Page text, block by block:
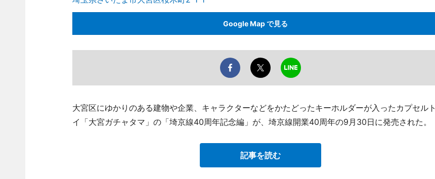
Google Map で見る
大宮区にゆかりのある建物や企業、キャラクターなどをかたどったキーホルダーが入ったカプセルト
イ「大宮ガチャタマ」の「埼京線40周年記念編」が、埼京線開業40周年の9月30日に発売された。
記事を読む